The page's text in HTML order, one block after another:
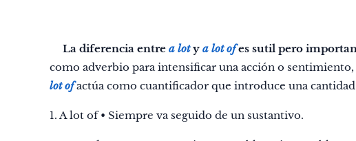
La diferencia entre a loty a lot ofes sutil pero
como adverbio para intensificar una acción o
lot ofactúa como cuantificador que introduce una cantidad
1. A lot of • Siempre va seguido de un sustantivo.